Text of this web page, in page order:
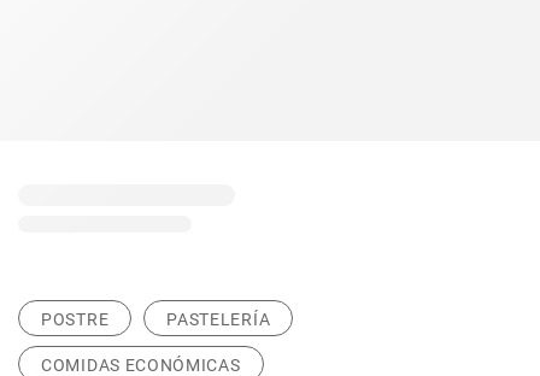
POSTRE PASTELERÍA
COMIDAS ECONÓMICAS